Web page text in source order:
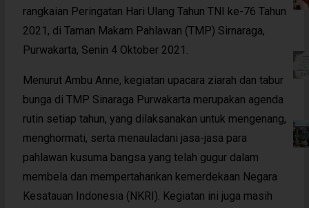
rangkaian Peringatan Hari Ulang Tahun TNI ke-76 Tahun
2021, di Taman Makam Pahlawan (TMP) Sirnaraga,
Purwakarta, Senin 4 Oktober 2021.
Menurut Ambu Anne, kegiatan upacara ziarah dan tabur
bunga di TMP Sinaraga Purwakarta merupakan agenda
rutin setiap tahun, yang dilaksanakan untuk mengenang,
menghormati, serta menauladani jasa-jasa para
pahlawan kusuma bangsa yang telah gugur dalam
membela dan mempertahankan kemerdekaan Negara
Kesatauan Indonesia (NKRI). Kegiatan ini juga masih